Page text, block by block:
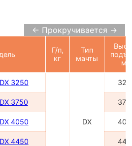
← Прокручивается →
Г/п,
кг
Тип
мачты
мм
3250
DX
3750
4050
4450